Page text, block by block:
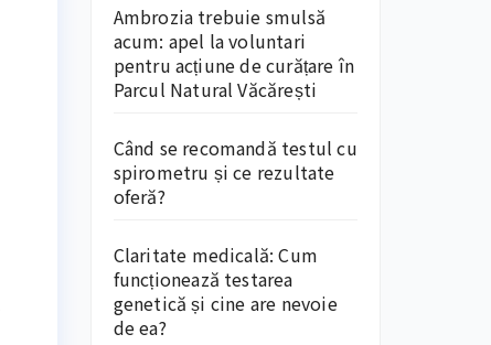
Ambrozia trebuie smulsă
acum: apel la voluntari
pentru acțiune de curățare în
Parcul Natural Văcărești
Când se recomandă testul cu
spirometru și ce rezultate
oferă?
Claritate medicală: Cum
funcționează testarea
genetică și cine are nevoie
de ea?